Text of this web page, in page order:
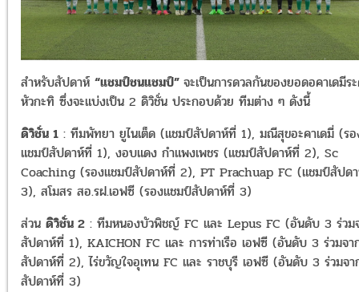
สำหรับสัปดาห์ “แชมป์ชนแชมป์” จะเป็นการดวลกันของยอดอคาเดมีร
หัวกะทิ ซึ่งจะแบ่งเป็น 2 ดิวิชั่น ประกอบด้วย ทีมต่าง ๆ ดังนี้
ดิวิชั่น 1 : ทีมพัทยา ยูไนเต็ด (แชมป์สัปดาห์ที่ 1), มณีสุขอะคาเดมี่ (ร
แชมป์สัปดาห์ที่ 1), งอบแดง กำแพงเพชร (แชมป์สัปดาห์ที่ 2), Sc
Coaching (รองแชมป์สัปดาห์ที่ 2), PT Prachuap FC (แชมป์สัปด
3), สโมสร สอ.รฝ.เอฟซี (รองแชมป์สัปดาห์ที่ 3)
ส่วน ดิวิชั่น 2 : ทีมหนองบัวพิชญ์ FC และ Lepus FC (อันดับ 3 ร่ว
สัปดาห์ที่ 1), KAICHON FC และ การท่าเรือ เอฟซี (อันดับ 3 ร่วมจา
สัปดาห์ที่ 2),ไร่ขวัญใจอุเทน FC และ ราชบุรี เอฟซี (อันดับ 3 ร่วมจ
สัปดาห์ที่ 3)